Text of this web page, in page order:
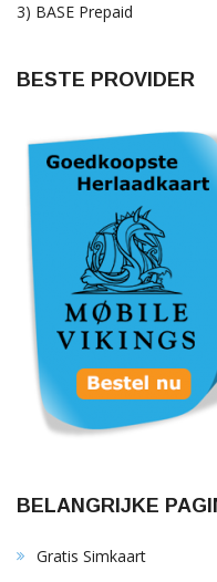
3) BASE Prepaid
BESTE PROVIDER
BELANGRIJKE
Gratis Simkaart